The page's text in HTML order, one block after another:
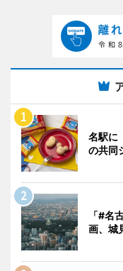
名駅に
の共同
「#名
画、城